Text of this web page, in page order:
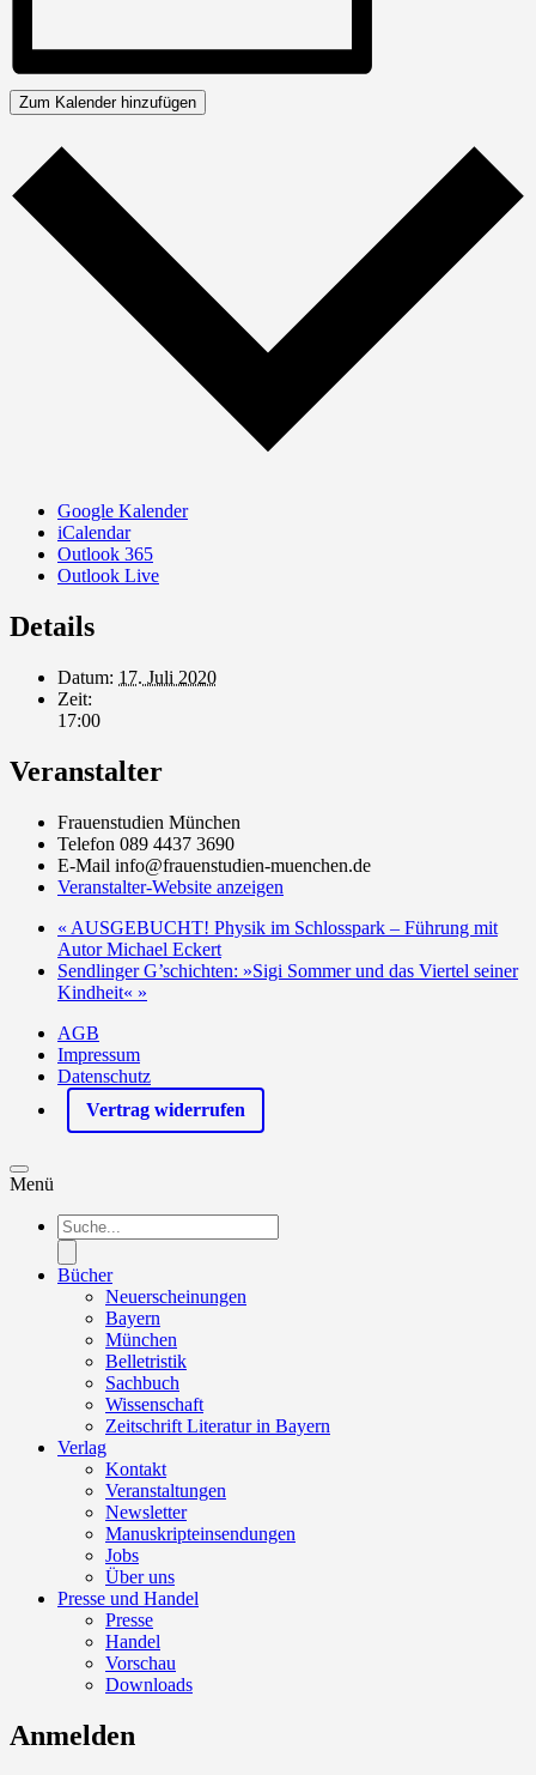
Zum Kalender hinzufügen
Google Kalender
iCalendar
Outlook 365
Outlook Live
Details
Datum: 17. Juli 2020
Zeit:
17:00
Veranstalter
Frauenstudien München
Telefon 089 4437 3690
E-Mail info@frauenstudien-muenchen.de
Veranstalter-Website anzeigen
« AUSGEBUCHT! Physik im Schlosspark – Führung mit
Autor Michael Eckert
Sendlinger G’schichten: »Sigi Sommer und das Viertel seiner
Kindheit« »
AGB
Impressum
Datenschutz
Vertrag widerrufen
Menü
Products
search
Bücher
Neuerscheinungen
Bayern
München
Belletristik
Sachbuch
Wissenschaft
Zeitschrift Literatur in Bayern
Verlag
Kontakt
Veranstaltungen
Newsletter
Manuskripteinsendungen
Jobs
Über uns
Presse und Handel
Presse
Handel
Vorschau
Downloads
Anmelden